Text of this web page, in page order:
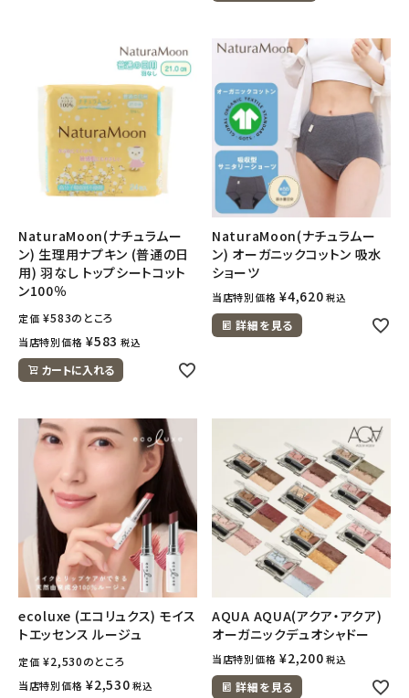
NaturaMoon(ナチュラムー
ン) 生理用ナプキン (普通の日
用) 羽なし トップシートコット
ン100％
定価 ¥583のところ
当店特別価格 ¥583 税込
カートに入れる
NaturaMoon(ナチュラムー
ン) オーガニックコットン 吸水
ショーツ
当店特別価格 ¥4,620 税込
詳細を見る
ecoluxe (エコリュクス) モイス
トエッセンス ルージュ
定価 ¥2,530のところ
当店特別価格 ¥2,530 税込
AQUA AQUA(アクア・アクア)
オーガニックデュオシャドー
当店特別価格 ¥2,200 税込
詳細を見る